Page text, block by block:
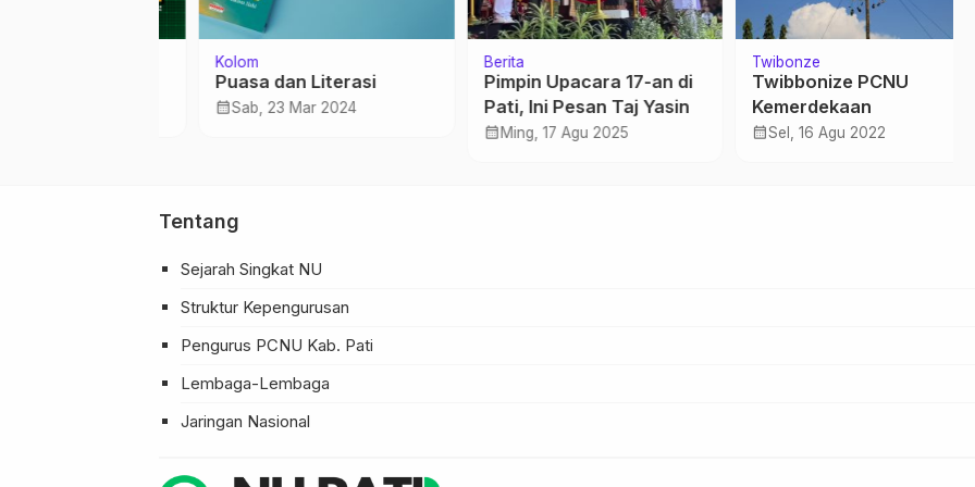
Kolom
Puasa dan Literasi
Sab, 23 Mar 2024
Pimpin Upacara 17-an di
Pati, Ini Pesan Taj Yasin
Ming, 17 Agu 2025
Twibonze
Twibbonize PCNU
Kemerdekaan
Sel, 16 Agu 2022
Tentang
Sejarah Singkat NU
Struktur Kepengurusan
Pengurus PCNU Kab. Pati
Lembaga-Lembaga
Jaringan Nasional